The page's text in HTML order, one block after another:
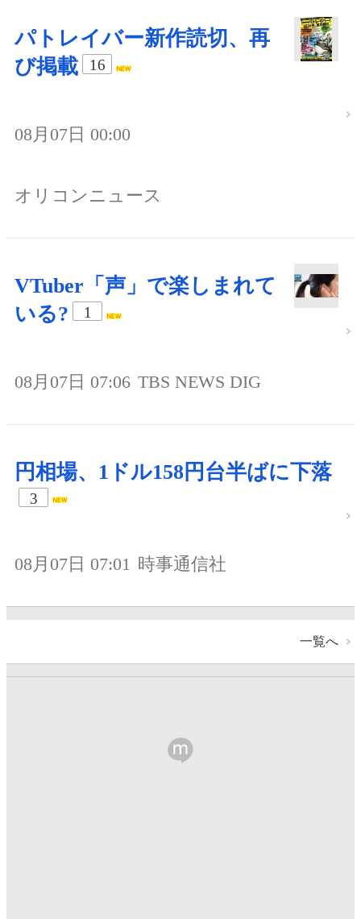
パトレイバー新作読切、再
び掲載
16
08月07日 00:00
オリコンニュース
VTuber「声」で楽しまれて
いる?
1
08月07日 07:06 TBS NEWS DIG
円相場、1ドル158円台半ばに下落
3
08月07日 07:01 時事通信社
一覧へ